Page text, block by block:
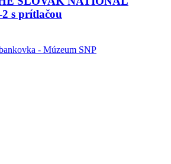
s prítlačou